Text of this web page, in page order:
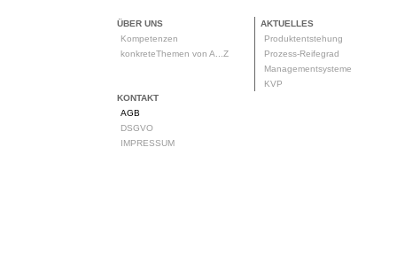
ÜBER UNS
Kompetenzen
konkreteThemen von A...Z
AKTUELLES
Produktentstehung
Prozess-Reifegrad
Managementsysteme
KVP
KONTAKT
AGB
DSGVO
IMPRESSUM